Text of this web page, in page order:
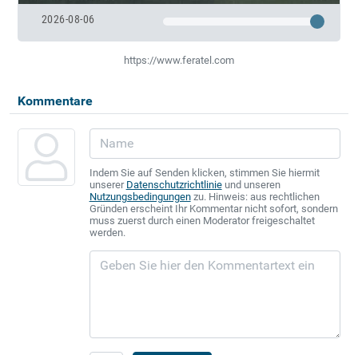
2026-08-06
https://www.feratel.com
Kommentare
Indem Sie auf Senden klicken, stimmen Sie hiermit
unserer Datenschutzrichtlinieund unseren
Nutzungsbedingungenzu. Hinweis: aus rechtlichen
Gründen erscheint Ihr Kommentar nicht sofort, sondern
muss zuerst durch einen Moderator freigeschaltet
werden.